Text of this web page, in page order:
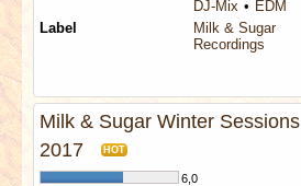
DJ-Mix
EDM
Label
Milk & Sugar
Recordings
Milk & Sugar Winter Sessions
2017
HOT
6,0